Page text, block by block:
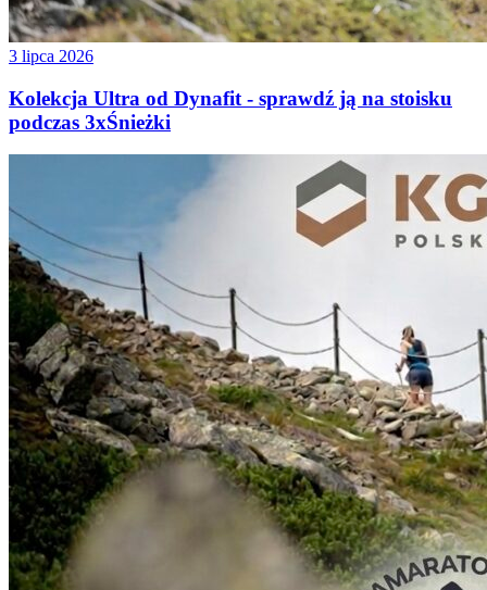
3 lipca 2026
Kolekcja Ultra od Dynafit - sprawdź ją na stoisku
podczas 3xŚnieżki